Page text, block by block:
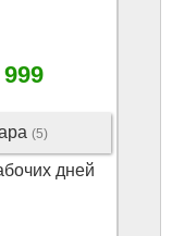
(5)
дней